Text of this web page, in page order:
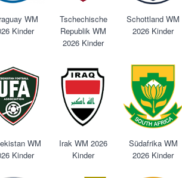
WM
Kinder
Tschechische
Republik WM
2026 Kinder
Schottland WM
2026 Kinder
WM
Kinder
Irak WM 2026
Kinder
Südafrika WM
2026 Kinder